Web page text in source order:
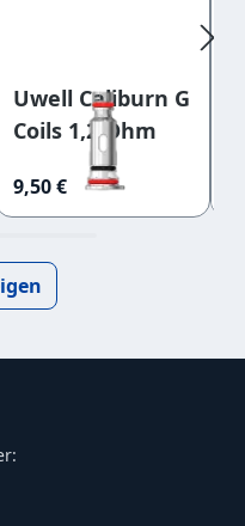
Uwell Caliburn G
Coils 1,2 Ohm
9,50 €